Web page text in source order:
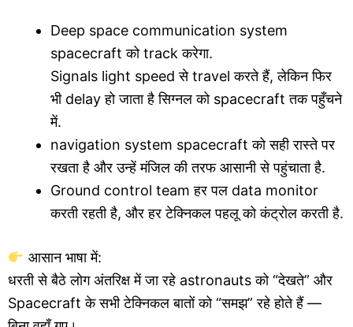
Deep space communication system
spacecraft को track करेगा.
Signals light speed से travel करते हैं, लेकिन फिर
भी delay हो जाता है सिग्नल को spacecraft तक पहुँचने
में.
navigation system spacecraft को सही रास्ते पर
रखता है और उन्हें मंजिल की तरफ आसानी से पहुंचाता है.
Ground control team हर पल data monitor
करती रहती है, और हर टेक्निकल पहलू को कंट्रोल करती है.
आसान भाषा में:
धरती से बैठे लोग अंतरिक्ष में जा रहे astronauts को “देखते” और
Spacecraft के सभी टेक्निकल बातों को “समझ” रहे होते हैं —